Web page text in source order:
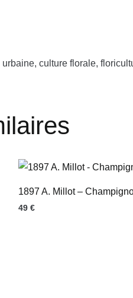
culture florale,
1897 A. Millot –
49€